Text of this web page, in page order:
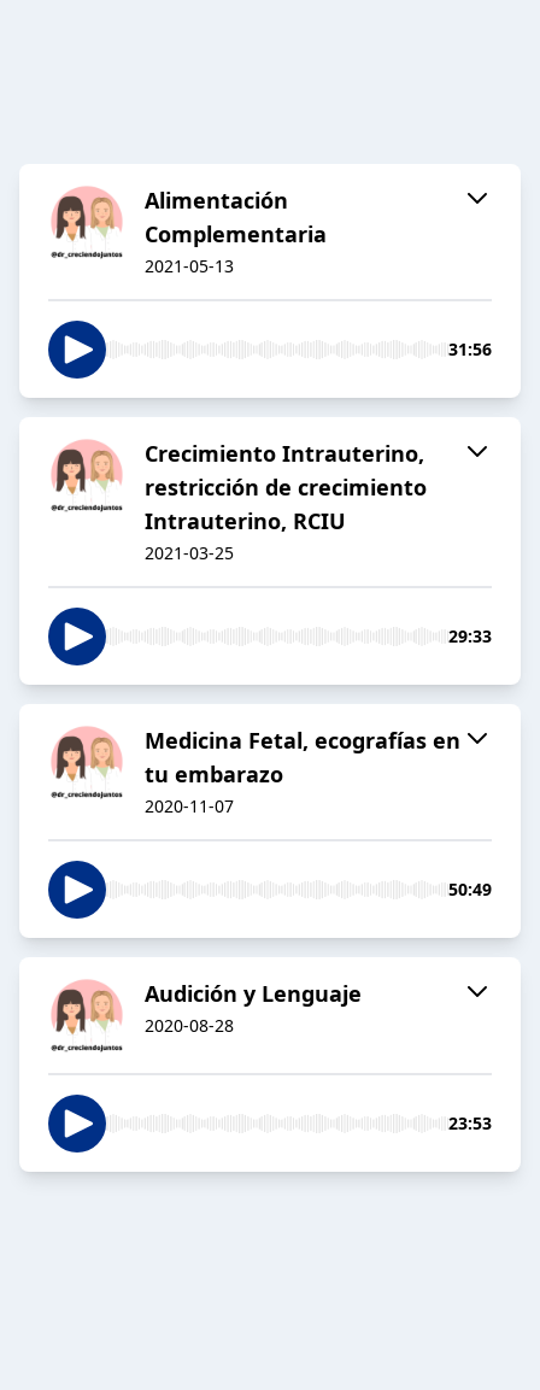
Alimentación
Complementaria
2021-05-13
31:56
Crecimiento Intrauterino,
restricción de crecimiento
Intrauterino, RCIU
2021-03-25
29:33
Medicina Fetal, ecografías en
tu embarazo
2020-11-07
50:49
Audición y Lenguaje
2020-08-28
23:53